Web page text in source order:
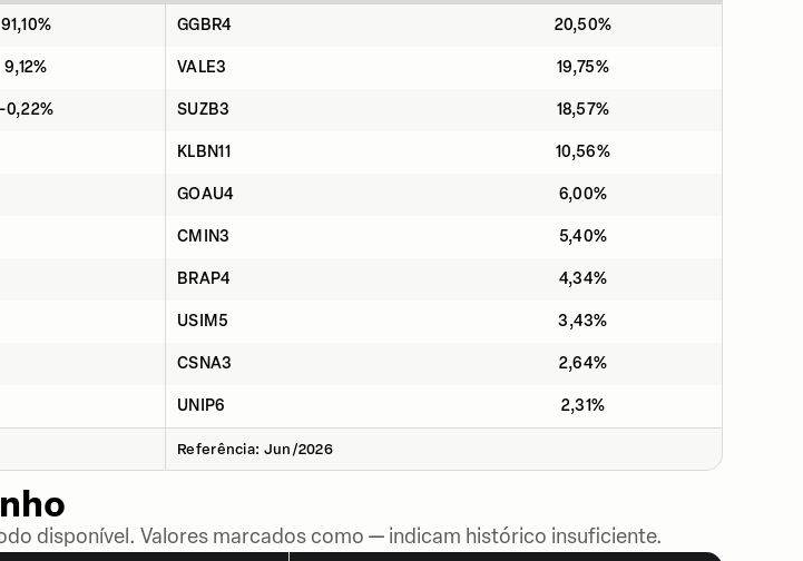
91,10% GGBR4 20,50%
9,12% VALE3 19,75%
-0,22% SUZB3 18,57%
KLBN11 10,56%
GOAU4 6,00%
CMIN3 5,40%
BRAP4 4,34%
USIM5 3,43%
CSNA3 2,64%
UNIP6 2,31%
Referência: Jun/2026
disponível. Valores marcados como — indicam histórico insuficiente.